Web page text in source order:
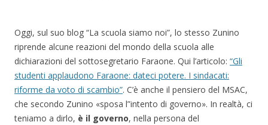
Oggi, sul suo blog “La scuola siamo noi”, lo stesso Zunino
riprende alcune reazioni del mondo della scuola alle
dichiarazioni del sottosegretario Faraone. Qui l’articolo: “Gli
studenti applaudono Faraone: dateci potere. I sindacati:
riforme da voto di scambio”. C’è anche il pensiero del MSAC,
che secondo Zunino «sposa l”intento di governo». In realtà, ci
teniamo a dirlo, è il governo, nella persona del